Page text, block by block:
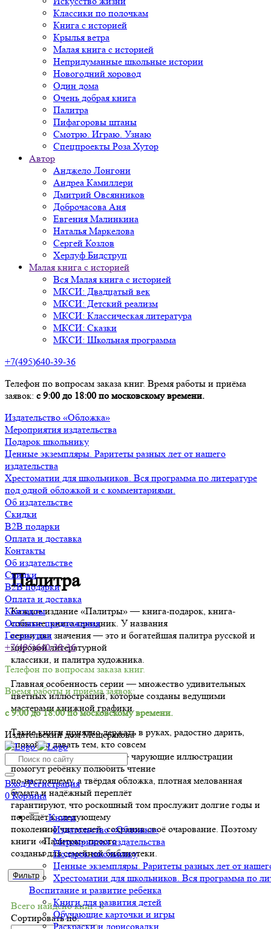
Классики по полочкам
Книга с историей
Крылья ветра
Малая книга с историей
Непридуманные школьные истории
Новогодний хоровод
Один дома
Очень добрая книга
Палитра
Пифагоровы штаны
Смотрю. Играю. Узнаю
Спецпроекты Роза Хутор
Автор
Анджело Лонгони
Андреа Камиллери
Дмитрий Овсянников
Доброчасова Аня
Евгения Малинкина
Наталья Маркелова
Сергей Козлов
Херлуф Бидструп
Малая книга с историей
Вся Малая книга с историей
МКСИ: Двадцатый век
МКСИ: Детский реализм
МКСИ: Классическая литература
МКСИ: Сказки
МКСИ: Школьная программа
+7(495)640-39-36
Телефон по вопросам заказа книг. Время работы и приёма
заявок: с 9:00 до 18:00 по московскому времени.
Издательство «Обложка»
Мероприятия издательства
Подарок школьнику
Ценные экземпляры. Раритеты разных лет от нашего
издательства
Хрестоматии для школьников. Вся программа по литературе
под одной обложкой и с комментариями.
Об издательстве
Скидки
B2B подарки
Оплата и доставка
Контакты
Об издательстве
Скидки
B2B подарки
Оплата и доставка
Контакты
Оптовые предложения
Госзакупки
+7(495)640-39-36
Телефон по вопросам заказа книг.
Время работы и приёма заявок:
с 9:00 до 18:00 по московскому времени.
Издательский дом Мещерякова
Вход/Регистрация
0 Корзина
Книги
Издательство «Обложка»
Мероприятия издательства
Подарок школьнику
Ценные экземпляры. Раритеты разных лет от
Хрестоматии для школьников. Вся программа по
Воспитание и развитие ребенка
Книги для развития детей
Обучающие карточки и игры
Раскраски и дорисовалки
Палитра
Каждое издание «Палитры» — книга-подарок, книга-
событие, книга-праздник. У названия
серии два значения — это и богатейшая палитра русской и
мировой литературной
классики, и палитра художника.
Главная особенность серии — множество удивительных
цветных иллюстраций, которые созданы ведущими
мастерами книжной графики.
Такие книги приятно держать в руках, радостно дарить,
спокойно давать тем, кто совсем
недавно научился читать, — чарующие иллюстрации
помогут ребёнку полюбить чтение
по-настоящему, а твёрдая обложка, плотная мелованная
бумага и надёжный переплёт
гарантируют, что роскошный том прослужит долгие годы и
перейдёт к следующему
поколению читателей, сохранив своё очарование. Поэтому
книги «Палитры» просто
созданы для семейной библиотеки.
Фильтр
Всего найдено книг: 6
Сортировать по: